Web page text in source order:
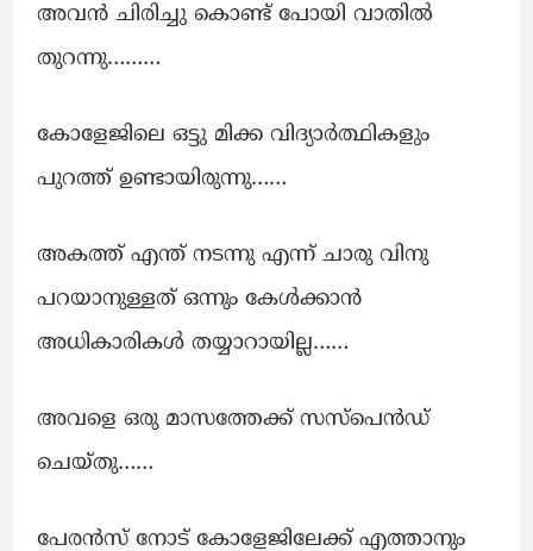
അവൻ ചിരിച്ചു കൊണ്ട് പോയി വാതിൽ
തുറന്നു………
കോളേജിലെ ഒട്ടു മിക്ക വിദ്യാർത്ഥികളും
പുറത്ത് ഉണ്ടായിരുന്നു……
അകത്ത് എന്ത് നടന്നു എന്ന് ചാരു വിനു
പറയാനുള്ളത് ഒന്നും കേൾക്കാൻ
അധികാരികൾ തയ്യാറായില്ല……
അവളെ ഒരു മാസത്തേക്ക് സസ്പെൻഡ്
ചെയ്തു……
പേരൻസ് നോട് കോളേജിലേക്ക് എത്താനും